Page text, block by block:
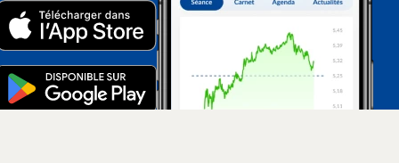
Personnalisez vos préférences pour contrôler la manière dont